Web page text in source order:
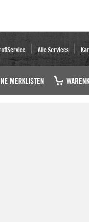
Alle Services
MERKLISTEN